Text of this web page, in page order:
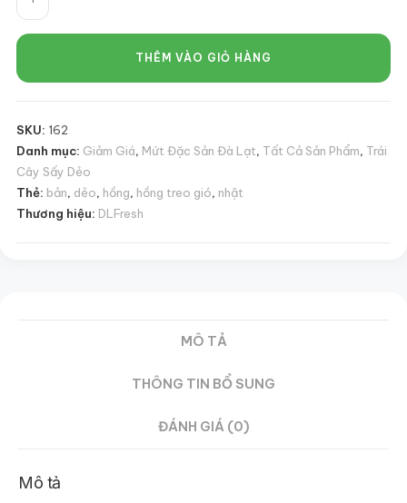
Treo
Gió
Túi
|
Đặc
Sản
Đà
Lạt
THÊM VÀO GIỎ HÀNG
SKU: 162
Danh mục: Giảm Giá, Mứt Đặc Sản Đà Lạt, Tất Cả Sản Phẩm, Trái
Cây Sấy Dẻo
Thẻ: bản, dẻo, hồng, hồng treo gió, nhật
Thương hiệu: DLFresh
MÔ TẢ
THÔNG TIN BỔ SUNG
ĐÁNH GIÁ (0)
Mô tả